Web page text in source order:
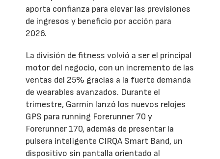
aporta confianza para elevar las previsiones
de ingresos y beneficio por acción para
2026.
La división de fitness volvió a ser el principal
motor del negocio, con un incremento de las
ventas del 25% gracias a la fuerte demanda
de wearables avanzados. Durante el
trimestre, Garmin lanzó los nuevos relojes
GPS para running Forerunner 70 y
Forerunner 170, además de presentar la
pulsera inteligente CIRQA Smart Band, un
dispositivo sin pantalla orientado al